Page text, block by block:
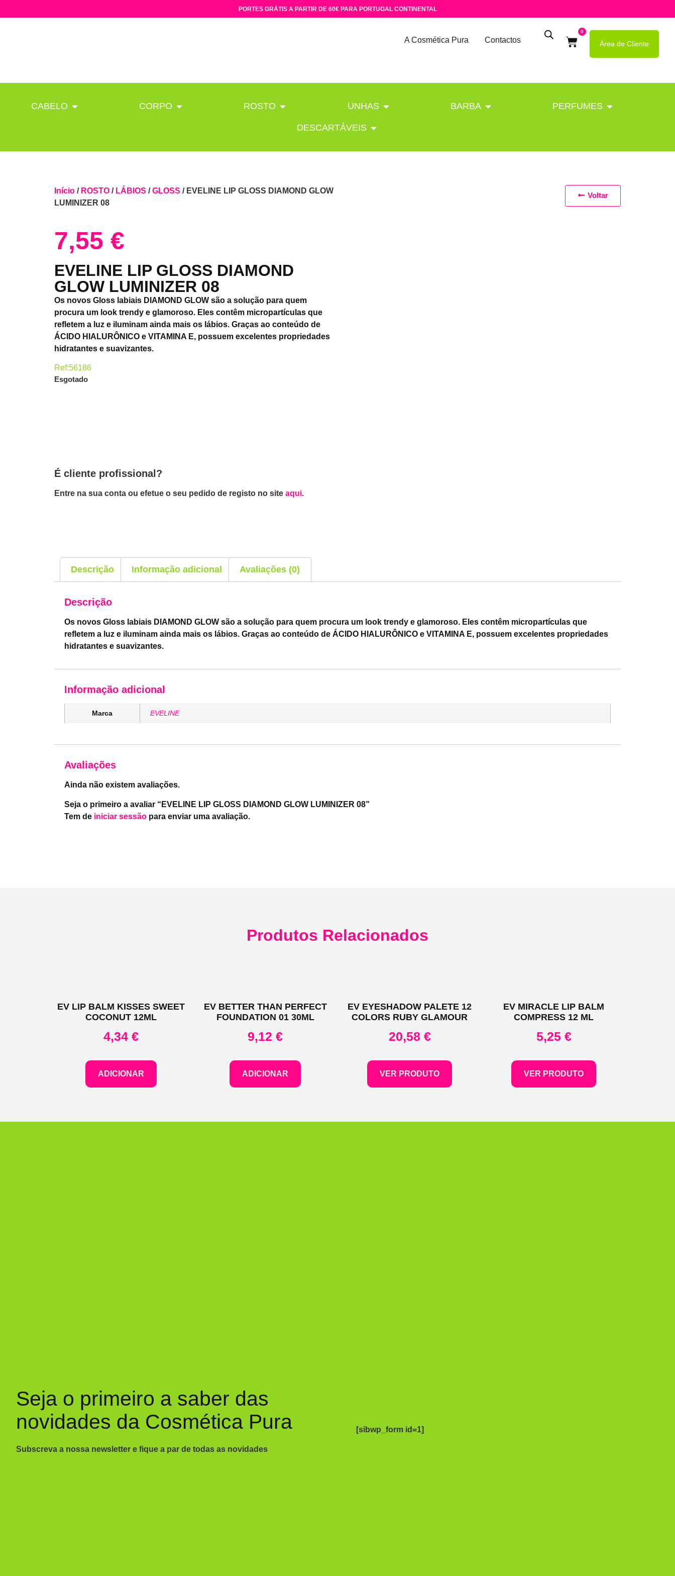
PORTES GRÁTIS A PARTIR DE 60€ PARA PORTUGAL CONTINENTAL
A Cosmética Pura Contactos
0
Área de Cliente
CABELO CORPO ROSTO UNHAS BARBA PERFUMES
DESCARTÁVEIS
Início/ ROSTO/ LÁBIOS /GLOSS / EVELINE LIP GLOSS DIAMOND GLOW
LUMINIZER 08
7,55 €
EVELINE LIP GLOSS DIAMOND
GLOW LUMINIZER 08
Os novos Gloss labiais DIAMOND GLOW são a solução para quem
procura um look trendy e glamoroso. Eles contêm micropartículas que
refletem a luz e iluminam ainda mais os lábios. Graças ao conteúdo de
ÁCIDO HIALURÔNICO e VITAMINA E, possuem excelentes propriedades
hidratantes e suavizantes.
Ref:56186
Esgotado
É cliente profissional?
Entre na sua conta ou efetue o seu pedido de registo no site aqui.
Voltar
Descrição Informação adicional Avaliações (0)
Descrição
Os novos Gloss labiais DIAMOND GLOW são a solução para quem procura um look trendy e glamoroso. Eles contêm micropartículas que
refletem a luz e iluminam ainda mais os lábios. Graças ao conteúdo de ÁCIDO HIALURÔNICO e VITAMINA E, possuem excelentes propriedades
hidratantes e suavizantes.
Informação adicional
Marca EVELINE
Avaliações
Ainda não existem avaliações.
Seja o primeiro a avaliar “EVELINE LIP GLOSS DIAMOND GLOW LUMINIZER 08”
Tem de iniciar sessãopara enviar uma avaliação.
Produtos Relacionados
EV LIP BALM KISSES SWEET
COCONUT 12ML
4,34€
ADICIONAR
EV BETTER THAN PERFECT
FOUNDATION 01 30ML
9,12€
ADICIONAR
EV EYESHADOW PALETE 12
COLORS RUBY GLAMOUR
20,58 €
VER PRODUTO
EV MIRACLE LIP BALM
COMPRESS 12 ML
5,25 €
VER PRODUTO
Seja o primeiro a saber das
novidades da Cosmética Pura
Subscreva a nossa newsletter e fique a par de todas as novidades
[sibwp_form id=1]